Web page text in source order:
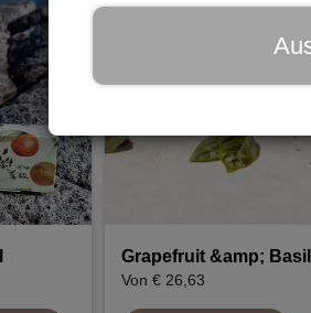
Grapefruit &amp;
Von € 26,63